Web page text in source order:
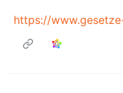
https://